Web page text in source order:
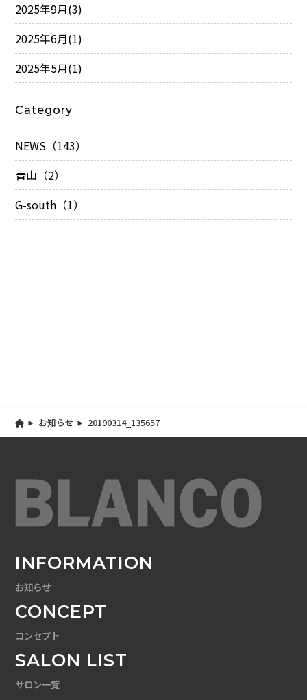
2025年9月(3)
2025年6月(1)
2025年5月(1)
Category
NEWS（143）
青山（2）
G-south（1）
お知らせ 20190314_135657
INFORMATION
お知らせ
CONCEPT
コンセプト
SALON LIST
サロン一覧